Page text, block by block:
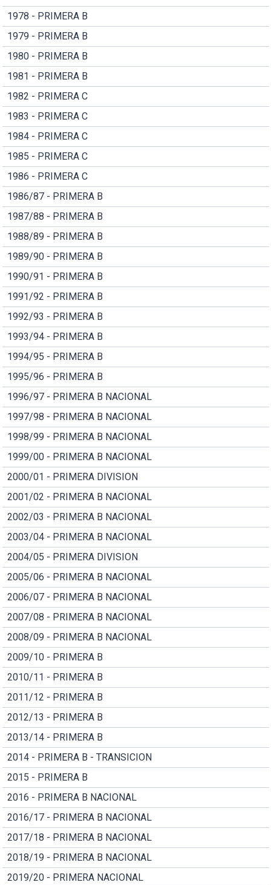
1978 - PRIMERA B
1979 - PRIMERA B
1980 - PRIMERA B
1981 - PRIMERA B
1982 - PRIMERA C
1983 - PRIMERA C
1984 - PRIMERA C
1985 - PRIMERA C
1986 - PRIMERA C
1986/87 - PRIMERA B
1987/88 - PRIMERA B
1988/89 - PRIMERA B
1989/90 - PRIMERA B
1990/91 - PRIMERA B
1991/92 - PRIMERA B
1992/93 - PRIMERA B
1993/94 - PRIMERA B
1994/95 - PRIMERA B
1995/96 - PRIMERA B
1996/97 - PRIMERA B NACIONAL
1997/98 - PRIMERA B NACIONAL
1998/99 - PRIMERA B NACIONAL
1999/00 - PRIMERA B NACIONAL
2000/01 - PRIMERA DIVISION
2001/02 - PRIMERA B NACIONAL
2002/03 - PRIMERA B NACIONAL
2003/04 - PRIMERA B NACIONAL
2004/05 - PRIMERA DIVISION
2005/06 - PRIMERA B NACIONAL
2006/07 - PRIMERA B NACIONAL
2007/08 - PRIMERA B NACIONAL
2008/09 - PRIMERA B NACIONAL
2009/10 - PRIMERA B
2010/11 - PRIMERA B
2011/12 - PRIMERA B
2012/13 - PRIMERA B
2013/14 - PRIMERA B
2014 - PRIMERA B - TRANSICION
2015 - PRIMERA B
2016 - PRIMERA B NACIONAL
2016/17 - PRIMERA B NACIONAL
2017/18 - PRIMERA B NACIONAL
2018/19 - PRIMERA B NACIONAL
2019/20 - PRIMERA NACIONAL